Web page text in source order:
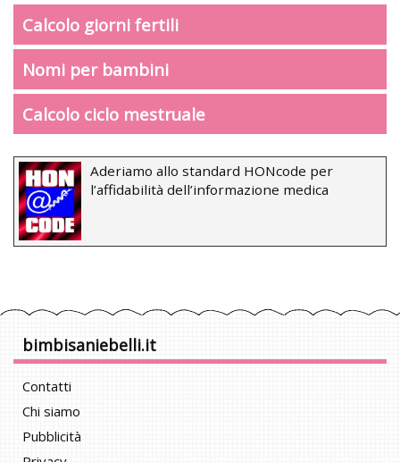
Calcolo giorni fertili
Nomi per bambini
Calcolo ciclo mestruale
Aderiamo allo standard HONcode per
l’affidabilità dell’informazione medica
bimbisaniebelli.it
Contatti
Chi siamo
Pubblicità